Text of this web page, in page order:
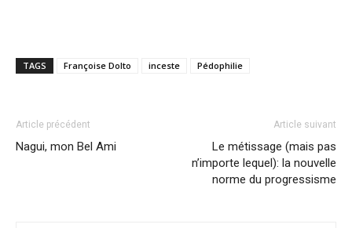
TAGS Françoise Dolto inceste Pédophilie
Article précédent
Nagui, mon Bel Ami
Article suivant
Le métissage (mais pas
n’importe lequel): la nouvelle
norme du progressisme